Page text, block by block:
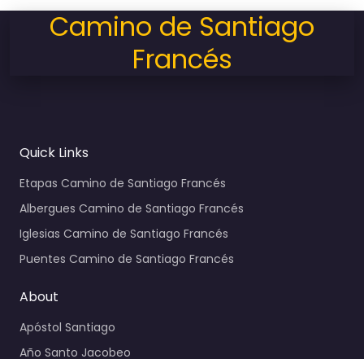
Camino de Santiago
Francés
Quick Links
Etapas Camino de Santiago Francés
Albergues Camino de Santiago Francés
Iglesias Camino de Santiago Francés
Puentes Camino de Santiago Francés
About
Apóstol Santiago
Año Santo Jacobeo